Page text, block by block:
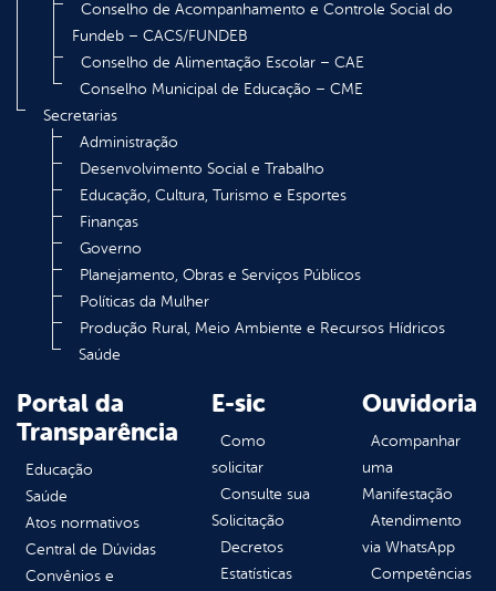
Conselho de Acompanhamento e Controle Social do
Fundeb – CACS/FUNDEB
Conselho de Alimentação Escolar – CAE
Conselho Municipal de Educação – CME
Secretarias
Administração
Desenvolvimento Social e Trabalho
Educação, Cultura, Turismo e Esportes
Finanças
Governo
Planejamento, Obras e Serviços Públicos
Políticas da Mulher
Produção Rural, Meio Ambiente e Recursos Hídricos
Saúde
Portal da
Transparência
Educação
Saúde
Atos normativos
Central de Dúvidas
Convênios e
E-sic
Como
solicitar
Consulte sua
Solicitação
Decretos
Estatísticas
Ouvidoria
Acompanhar
uma
Manifestação
Atendimento
via WhatsApp
Competências